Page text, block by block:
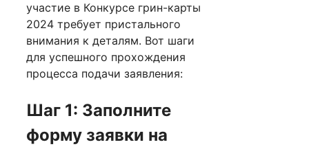
участие в Конкурсе грин-карты
2024 требует пристального
внимания к деталям. Вот шаги
для успешного прохождения
процесса подачи заявления:
Шаг 1: Заполните
форму заявки на